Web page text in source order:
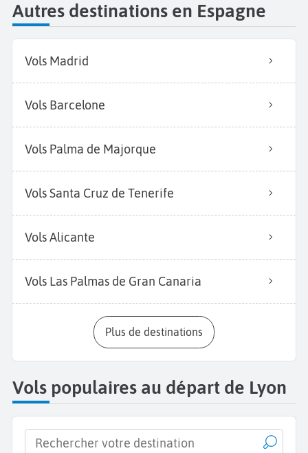
Autres destinations en Espagne
Vols Madrid
Vols Barcelone
Vols Palma de Majorque
Vols Santa Cruz de Tenerife
Vols Alicante
Vols Las Palmas de Gran Canaria
Plus de destinations
Vols populaires au départ de Lyon